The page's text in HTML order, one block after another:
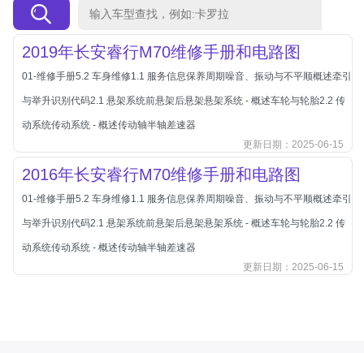
北汽制造
奔腾
奔腾
奔驰
宝沃
2019年长安睿行M70维修手册和电路图
01-维修手册5.2 车身维修1.1 服务信息保养周期噪音、振动与不平顺概述牵引
与举升识别代码2.1 悬架系统前悬架后悬架悬架系统 - 概述车轮与轮胎2.2 传
动系统传动系统 - 概述传动轴半轴差速器
更新日期：2025-06-15
2016年长安睿行M70维修手册和电路图
01-维修手册5.2 车身维修1.1 服务信息保养周期噪音、振动与不平顺概述牵引
与举升识别代码2.1 悬架系统前悬架后悬架悬架系统 - 概述车轮与轮胎2.2 传
动系统传动系统 - 概述传动轴半轴差速器
更新日期：2025-06-15